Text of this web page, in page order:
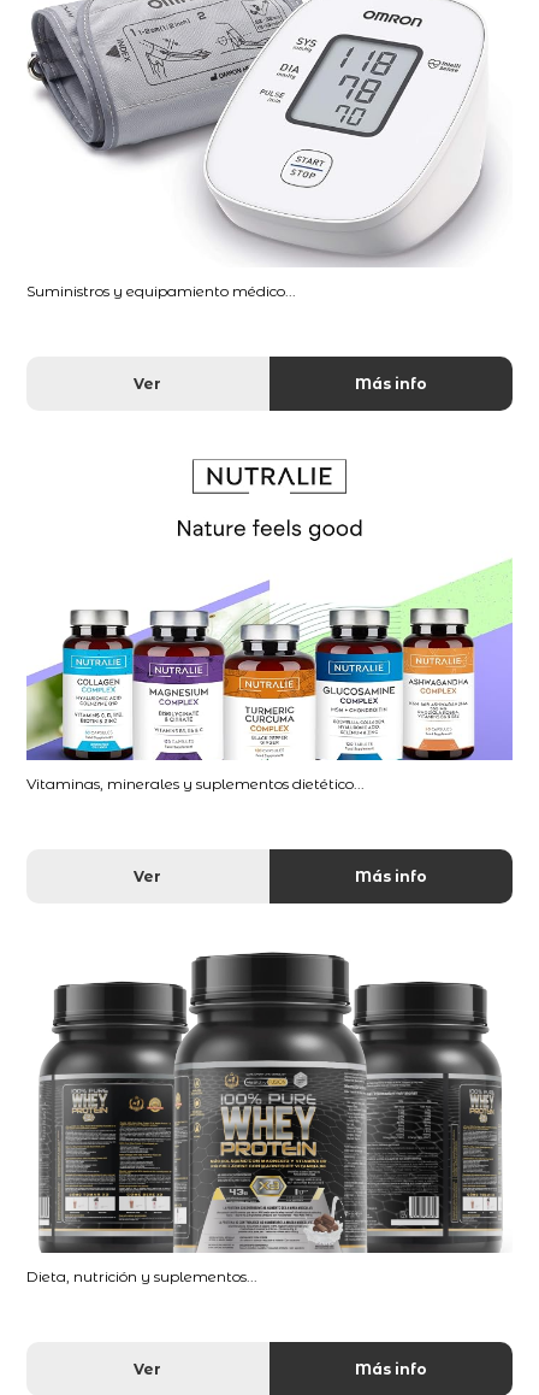
Suministros y equipamiento médico...
Ver Más info
Vitaminas, minerales y suplementos dietético...
Ver Más info
Dieta, nutrición y suplementos...
Ver Más info